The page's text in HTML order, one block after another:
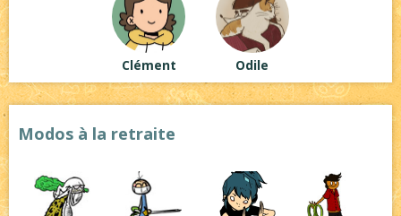
Clément Odile
Modos à la retraite